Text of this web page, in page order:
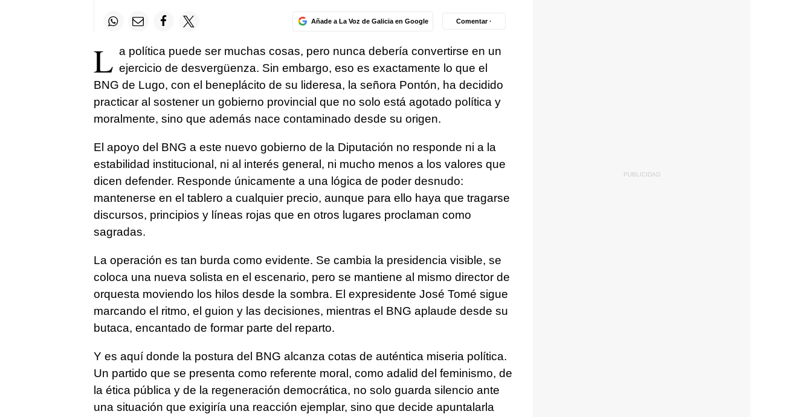
Añade a La Voz de Galicia en Google Comentar ·
L a política puede ser muchas cosas, pero nunca debería convertirse en un
ejercicio de desvergüenza. Sin embargo, eso es exactamente lo que el
BNG de Lugo, con el beneplácito de su lideresa, la señora Pontón, ha decidido
practicar al sostener un gobierno provincial que no solo está agotado política y
moralmente, sino que además nace contaminado desde su origen.
El apoyo del BNG a este nuevo gobierno de la Diputación no responde ni a la
estabilidad institucional, ni al interés general, ni mucho menos a los valores que
dicen defender. Responde únicamente a una lógica de poder desnudo:
mantenerse en el tablero a cualquier precio, aunque para ello haya que tragarse
discursos, principios y líneas rojas que en otros lugares proclaman como
sagradas.
La operación es tan burda como evidente. Se cambia la presidencia visible, se
coloca una nueva solista en el escenario, pero se mantiene al mismo director de
orquesta moviendo los hilos desde la sombra. El expresidente José Tomé sigue
marcando el ritmo, el guion y las decisiones, mientras el BNG aplaude desde su
butaca, encantado de formar parte del reparto.
Y es aquí donde la postura del BNG alcanza cotas de auténtica miseria política.
Un partido que se presenta como referente moral, como adalid del feminismo, de
la ética pública y de la regeneración democrática, no solo guarda silencio ante
una situación que exigiría una reacción ejemplar, sino que decide apuntalarla